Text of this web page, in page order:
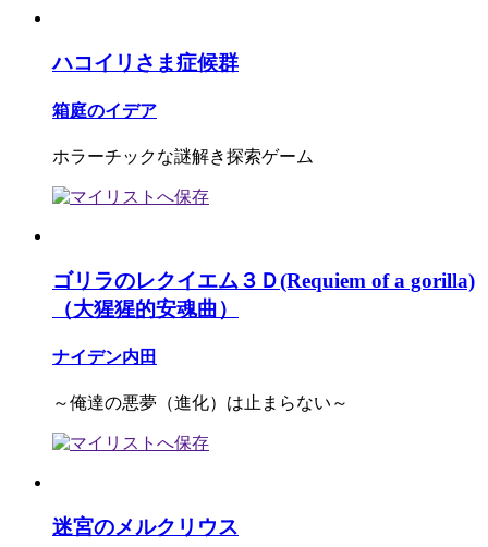
ハコイリさま症候群
箱庭のイデア
ホラーチックな謎解き探索ゲーム
ゴリラのレクイエム３Ｄ(Requiem of a gorilla)
（大猩猩的安魂曲）
ナイデン内田
～俺達の悪夢（進化）は止まらない～
迷宮のメルクリウス